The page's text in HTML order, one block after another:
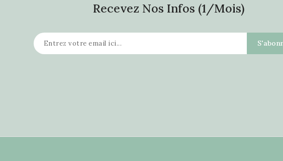
Recevez Nos Infos (1/mois)